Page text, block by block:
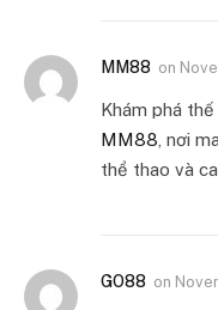
MM88 on
Khám phá
MM88 , nơi
thể thao và
GO88 on